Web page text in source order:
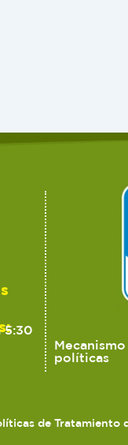
5:30
políticas
de Tratamiento